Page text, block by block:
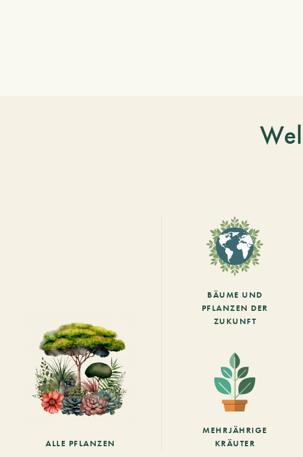
ALLE PFLANZEN
BÄUME UND
PFLANZEN DER
ZUKUNFT
MEHRJÄHRIGE
KRÄUTER